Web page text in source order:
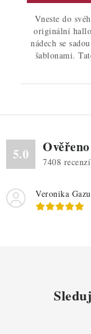
Vneste do
originální
nádech se
šablonami.
5.0 7408 recenzí.
Veronika